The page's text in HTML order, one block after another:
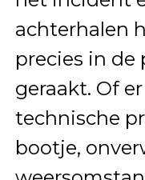
achterhalen
precies in de
geraakt. Of
technische
bootje,